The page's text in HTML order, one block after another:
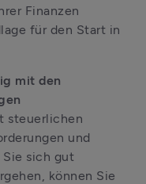
Finanzen
für den Start in
mit den
steuerlichen
und
Sie sich gut
können Sie